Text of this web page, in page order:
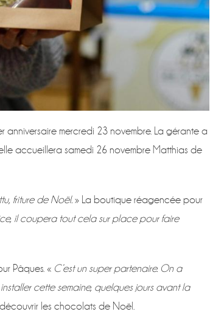
anniversaire mercredi 23 novembre. La gérante a
accueillera samedi 26 novembre Matthias de
friture de Noël. » La boutique réagencée pour
il coupera tout cela sur place pour faire
Pâques. « C’est un super partenaire. On a
cette semaine, quelques jours avant la
les chocolats de Noël.